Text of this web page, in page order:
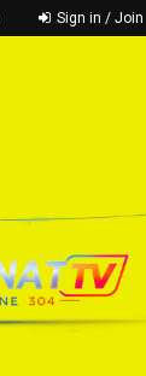
Sign in / Join